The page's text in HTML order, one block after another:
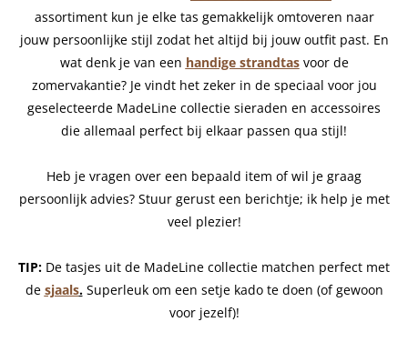
assortiment kun je elke tas gemakkelijk omtoveren naar
jouw persoonlijke stijl zodat het altijd bij jouw outfit past. En
wat denk je van een handige strandtasvoor de
zomervakantie? Je vindt het zeker in de speciaal voor jou
geselecteerde MadeLine collectie sieraden en accessoires
die allemaal perfect bij elkaar passen qua stijl!
Heb je vragen over een bepaald item of wil je graag
persoonlijk advies? Stuur gerust een berichtje; ik help je met
veel plezier!
TIP: De tasjes uit de MadeLine collectie matchen perfect met
de sjaals.Superleuk om een setje kado te doen (of gewoon
voor jezelf)!